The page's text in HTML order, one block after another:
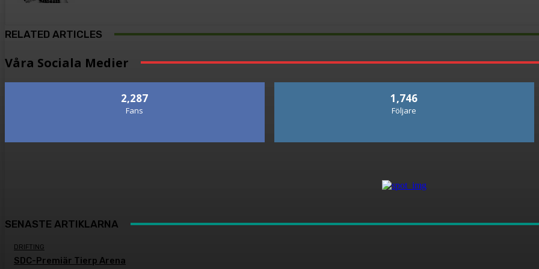
RELATED ARTICLES
Våra Sociala Medier
2,287
Fans
1,746
Följare
SENASTE ARTIKLARNA
DRIFTING
SDC-Premiär Tierp Arena